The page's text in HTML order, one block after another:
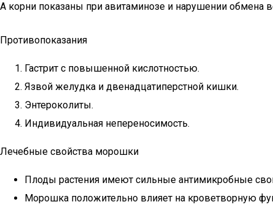
А корни показаны при авитаминозе и нарушении обмена
Противопоказания
Гастрит с повышенной кислотностью.
Язвой желудка и двенадцатиперстной кишки.
Энтероколиты.
Индивидуальная непереносимость.
Лечебные свойства морошки
Плоды растения имеют сильные антимикробные
Морошка положительно влияет на кроветворную